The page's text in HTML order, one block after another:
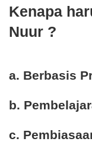
Kenapa
Nuur ?
a. Berbasis
b.
c.